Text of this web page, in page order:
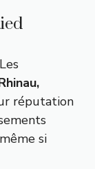
réputation
si